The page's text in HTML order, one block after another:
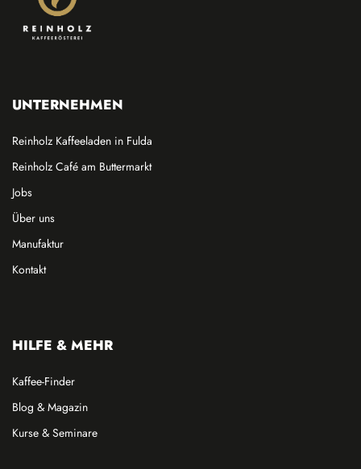
UNTERNEHMEN
Reinholz Kaffeeladen in Fulda
Reinholz Café am Buttermarkt
Jobs
Über uns
Manufaktur
Kontakt
HILFE & MEHR
Kaffee-Finder
Blog & Magazin
Kurse & Seminare